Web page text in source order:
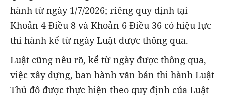
hành từ ngày 1/7/2026; riêng quy định tại
Khoản 4 Điều 8 và Khoản 6 Điều 36 có hiệu lực
thi hành kể từ ngày Luật được thông qua.
Luật cũng nêu rõ, kể từ ngày được thông qua,
việc xây dựng, ban hành văn bản thi hành Luật
Thủ đô được thực hiện theo quy định của Luật